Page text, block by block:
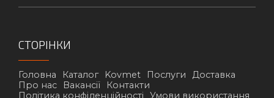
СТОРІНКИ
Головна Каталог Kovmet Послуги
Доставка
Про нас
Вакансії
Контакти
Політика конфіденційності
Умови використання